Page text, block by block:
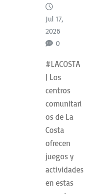
Jul 17,
2026
0
#LACOSTA
| Los
centros
comunitari
os de La
Costa
ofrecen
juegos y
actividades
en estas